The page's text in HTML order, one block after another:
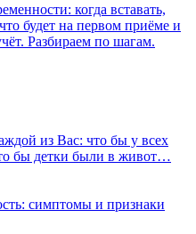
когда вставать,
будет на первом приёме и
Разбираем по шагам.
из Вас: что бы у всех
бы детки были в живот…